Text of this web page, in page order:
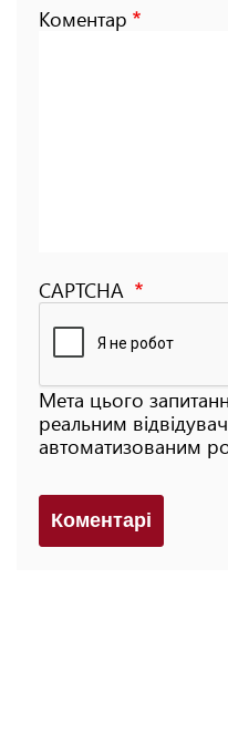
Коментар
CAPTCHA
Мета цього
реальним
автоматизованим
Коментарi